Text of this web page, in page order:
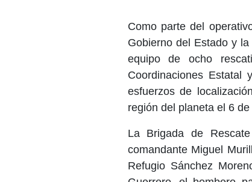
Como parte del
Gobierno del Estado y
equipo de ocho
Coordinaciones
esfuerzos de
región del planeta el 6
La Brigada de
comandante Miguel
Refugio Sánchez